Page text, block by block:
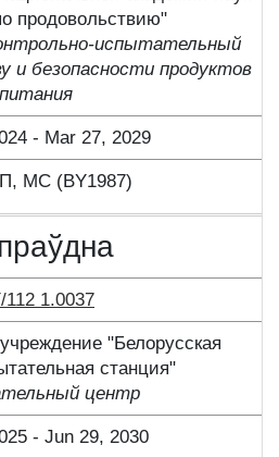
продовольствию"
испытательный
и безопасности продуктов
питания
- Mar 27, 2029
МС (BY1987)
112 1.0037
"Белорусская
станция"
центр
- Jun 29, 2030